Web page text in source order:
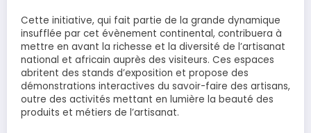
Cette initiative, qui fait partie de la grande dynamique
insufflée par cet évènement continental, contribuera à
mettre en avant la richesse et la diversité de l’artisanat
national et africain auprès des visiteurs. Ces espaces
abritent des stands d’exposition et propose des
démonstrations interactives du savoir-faire des artisans,
outre des activités mettant en lumière la beauté des
produits et métiers de l’artisanat.